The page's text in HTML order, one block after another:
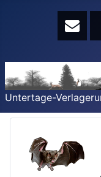
Untertage-